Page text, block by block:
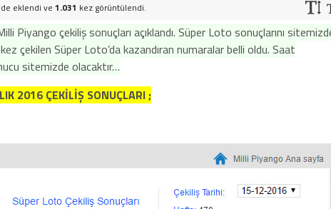
eklendi ve 1.031 kez görüntülendi.
Piyango çekiliş sonuçları açıklandı. Süper Loto sonuçlarını
çekilen Süper Loto’da kazandıran numaralar belli oldu. Saat
sitemizde olacaktır…
2016 ÇEKİLİŞ SONUÇLARI ;